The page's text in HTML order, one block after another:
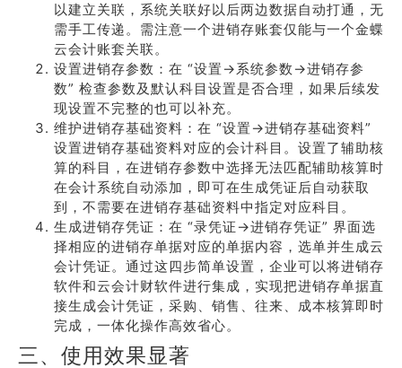
以建立关联，系统关联好以后两边数据自动打通，无
需手工传递。需注意一个进销存账套仅能与一个金蝶
云会计账套关联。
设置进销存参数：在 “设置→系统参数→进销存参
数” 检查参数及默认科目设置是否合理，如果后续发
现设置不完整的也可以补充。
维护进销存基础资料：在 “设置→进销存基础资料”
设置进销存基础资料对应的会计科目。设置了辅助核
算的科目，在进销存参数中选择无法匹配辅助核算时
在会计系统自动添加，即可在生成凭证后自动获取
到，不需要在进销存基础资料中指定对应科目。
生成进销存凭证：在 “录凭证→进销存凭证” 界面选
择相应的进销存单据对应的单据内容，选单并生成云
会计凭证。通过这四步简单设置，企业可以将进销存
软件和云会计财软件进行集成，实现把进销存单据直
接生成会计凭证，采购、销售、往来、成本核算即时
完成，一体化操作高效省心。
三、使用效果显著